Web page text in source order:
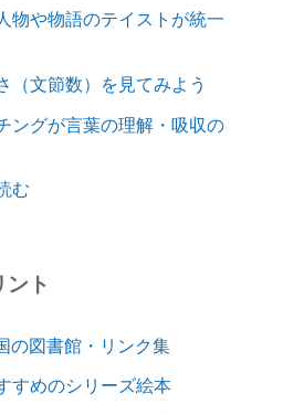
物や物語のテイストが統一
（文節数）を見てみよう
ングが言葉の理解・吸収の
む
ント
の図書館・リンク集
すめのシリーズ絵本